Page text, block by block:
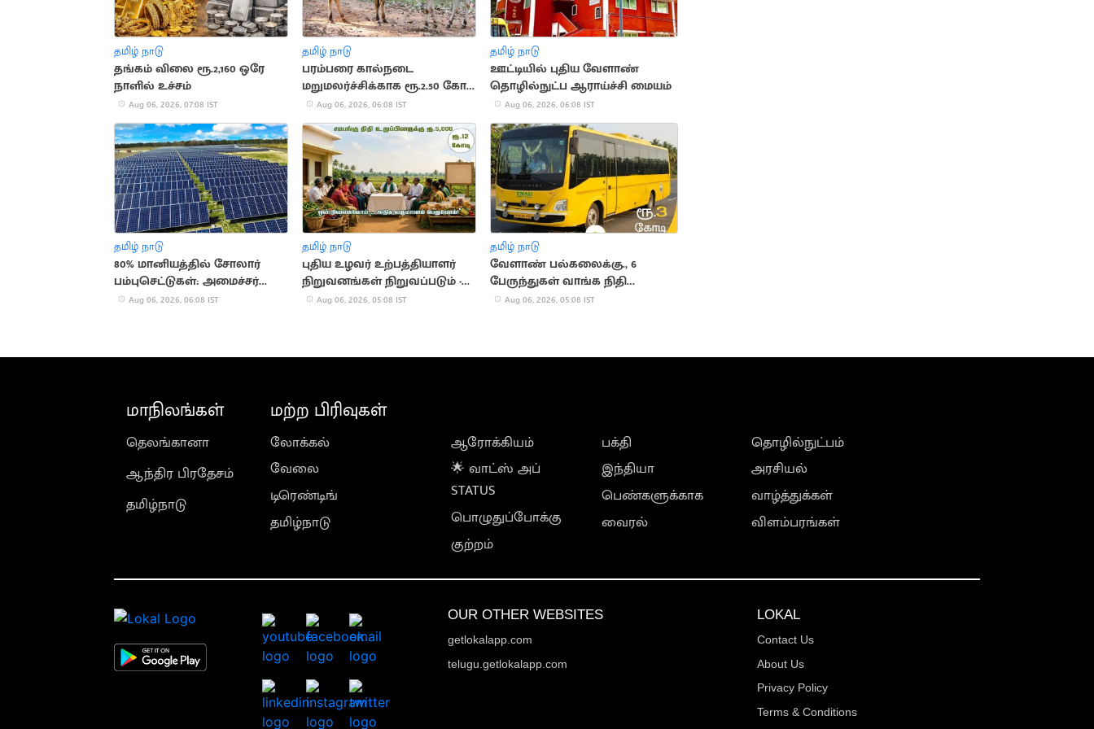
தமிழ் நாடு
தங்கம் விலை ரூ.2,160 ஒரே
நாளில் உச்சம்
Aug 06, 2026, 07:08 IST
தமிழ் நாடு
பரம்பரை கால்நடை
மறுமலர்ச்சிக்காக ரூ.2.50 கோடி
ஒதுக்கீடு
Aug 06, 2026, 06:08 IST
தமிழ் நாடு
ஊட்டியில் புதிய வேளாண்
தொழில்நுட்ப ஆராய்ச்சி மையம்
Aug 06, 2026, 06:08 IST
தமிழ் நாடு
80% மானியத்தில் சோலார்
பம்புசெட்டுகள்: அமைச்சர்
வினோத் அறிவிப்பு
Aug 06, 2026, 06:08 IST
தமிழ் நாடு
புதிய உழவர் உற்பத்தியாளர்
நிறுவனங்கள் நிறுவப்படும் -
அமைச்சர் அறிவிப்பு
Aug 06, 2026, 05:08 IST
தமிழ் நாடு
வேளாண் பல்கலைக்கு., 6
பேருந்துகள் வாங்க நிதி
ஒதுக்கீடு
Aug 06, 2026, 05:08 IST
மாநிலங்கள்
தெலங்கானா
ஆந்திர பிரதேசம்
தமிழ்நாடு
மற்ற பிரிவுகள்
லோக்கல்
வேலை
டிரெண்டிங்
தமிழ்நாடு
ஆரோக்கியம்
🌟 வாட்ஸ் அப்
STATUS
பொழுதுப்போக்கு
குற்றம்
பக்தி
இந்தியா
பெண்களுக்காக
வைரல்
தொழில்நுட்பம்
அரசியல்
வாழ்த்துக்கள்
விளம்பரங்கள்
OUR OTHER WEBSITES
getlokalapp.com
telugu.getlokalapp.com
LOKAL
Contact Us
About Us
Privacy Policy
Terms & Conditions